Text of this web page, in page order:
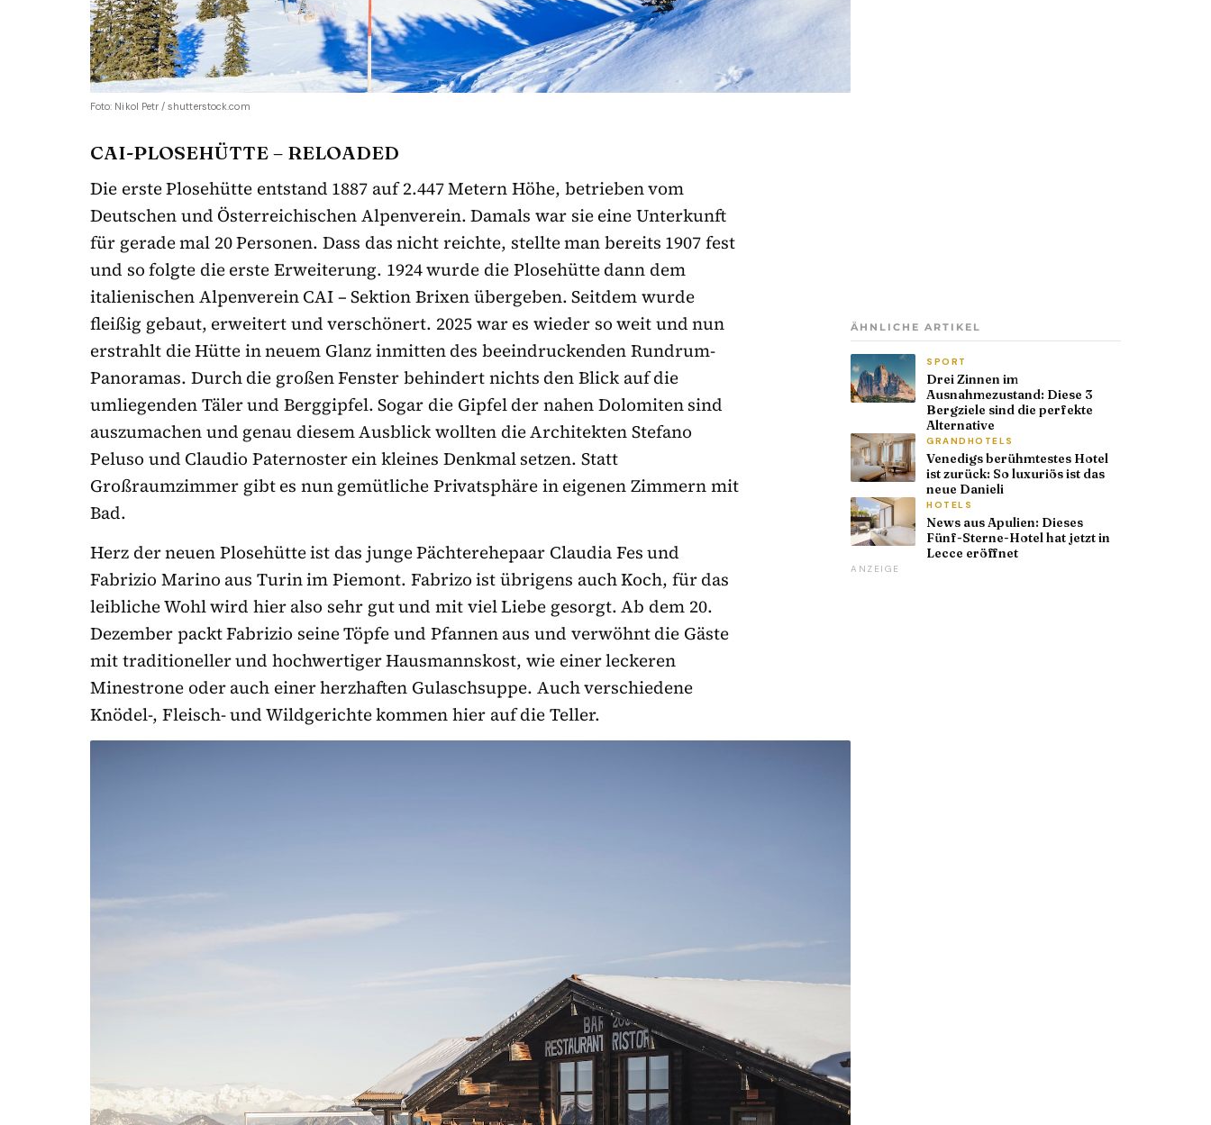
Foto: Nikol Petr / shutterstock.com
CAI-PLOSEHÜTTE – RELOADED
Die erste Plosehütte entstand 1887 auf 2.447 Metern Höhe, betrieben vom
Deutschen und Österreichischen Alpenverein. Damals war sie eine Unterkunft
für gerade mal 20 Personen. Dass das nicht reichte, stellte man bereits 1907 fest
und so folgte die erste Erweiterung. 1924 wurde die Plosehütte dann dem
italienischen Alpenverein CAI – Sektion Brixen übergeben. Seitdem wurde
fleißig gebaut, erweitert und verschönert. 2025 war es wieder so weit und nun
erstrahlt die Hütte in neuem Glanz inmitten des beeindruckenden Rundrum-
Panoramas. Durch die großen Fenster behindert nichts den Blick auf die
umliegenden Täler und Berggipfel. Sogar die Gipfel der nahen Dolomiten sind
auszumachen und genau diesem Ausblick wollten die Architekten Stefano
Peluso und Claudio Paternoster ein kleines Denkmal setzen. Statt
Großraumzimmer gibt es nun gemütliche Privatsphäre in eigenen Zimmern mit
Bad.
Herz der neuen Plosehütte ist das junge Pächterehepaar Claudia Fes und
Fabrizio Marino aus Turin im Piemont. Fabrizo ist übrigens auch Koch, für das
leibliche Wohl wird hier also sehr gut und mit viel Liebe gesorgt. Ab dem 20.
Dezember packt Fabrizio seine Töpfe und Pfannen aus und verwöhnt die Gäste
mit traditioneller und hochwertiger Hausmannskost, wie einer leckeren
Minestrone oder auch einer herzhaften Gulaschsuppe. Auch verschiedene
Knödel-, Fleisch- und Wildgerichtekommen hier auf die Teller.
ÄHNLICHE ARTIKEL
SPORT
Drei Zinnen im
Ausnahmezustand: Diese 3
Bergziele sind die perfekte
Alternative
GRANDHOTELS
Venedigs berühmtestes Hotel
ist zurück: So luxuriös ist das
neue Danieli
HOTELS
News aus Apulien: Dieses
Fünf-Sterne-Hotel hat jetzt in
Lecce eröffnet
ANZEIGE